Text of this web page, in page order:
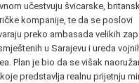
učestvuju švicarske,
kompanije, te da se poslovi
preko ambasada velikih
u Sarajevu i ureda
Plan je bio da se višak
predstavlja realnu prijetnju